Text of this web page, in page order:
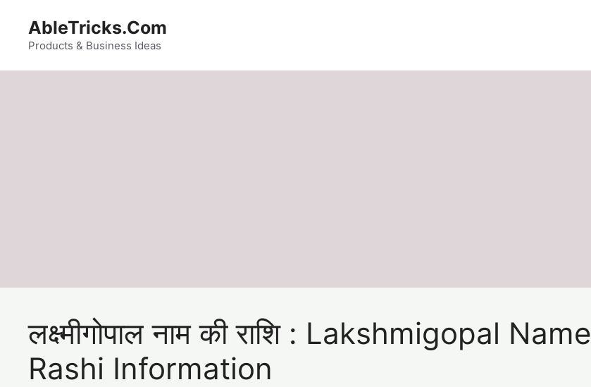
content
AbleTricks.Com
Products & Business Ideas
लक्ष्मीगोपाल नाम की राशि : Lakshmigopal Name
Rashi Information